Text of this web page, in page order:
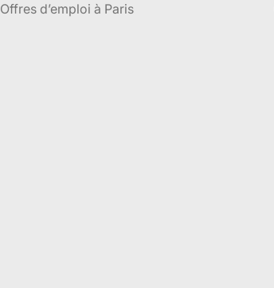
Offres d’emploi à Paris